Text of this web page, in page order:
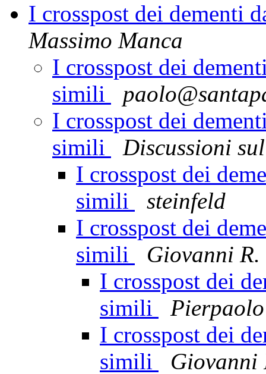
I crosspost dei dementi
Massimo Manca
I crosspost dei
simili
I crosspost dei
simili
Discussioni
I crosspost dei
simili
steinfeld
I crosspost dei
simili
Giovanni R.
I crosspost dei
simili
I crosspost dei
simili
Giovanni